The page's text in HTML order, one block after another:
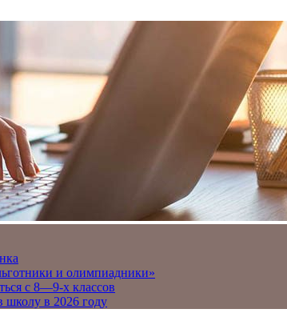
и олимпиадники»
с 8—9-х классов
школу в 2026 году